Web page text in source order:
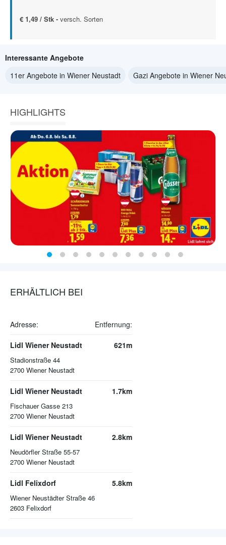
€ 1,49 / Stk - versch. Sorten
Interessante Angebote
11er Angebote in Wiener Neustadt
Gazi Angebote in Wiener
HIGHLIGHTS
ERHÄLTLICH BEI
Adresse: Entfernung:
Lidl Wiener Neustadt
Stadionstraße 44
2700 Wiener Neustadt
621m
Lidl Wiener Neustadt
Fischauer Gasse 213
2700 Wiener Neustadt
1.7km
Lidl Wiener Neustadt
Neudörfler Straße 55-57
2700 Wiener Neustadt
2.8km
Lidl Felixdorf
Wiener Neustädter Straße 46
2603 Felixdorf
5.8km